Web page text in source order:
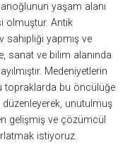
yaşam alanı
olmuştur. Antik
sahipliği yapmış ve
sanat ve bilim alanında
Medeniyetlerin
topraklarda bu öncülüğe
unutulmuş
gelişmiş ve çözümcül
istiyoruz.